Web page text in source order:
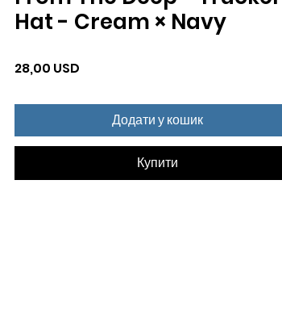
Hat - Cream × Navy
28,00 USD
Додати у кошик
Купити